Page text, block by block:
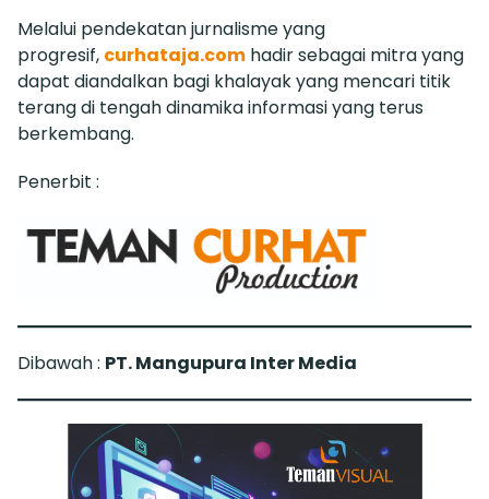
Melalui pendekatan jurnalisme yang
progresif, curhataja.com hadir sebagai mitra yang
dapat diandalkan bagi khalayak yang mencari titik
terang di tengah dinamika informasi yang terus
berkembang.
Penerbit :
Dibawah : PT. Mangupura Inter Media